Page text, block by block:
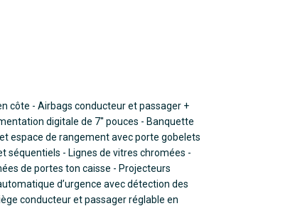
côte - Airbags conducteur et passager +
digitale de 7'' pouces - Banquette
espace de rangement avec porte gobelets
séquentiels - Lignes de vitres chromées -
de portes ton caisse - Projecteurs
d’urgence avec détection des
conducteur et passager réglable en